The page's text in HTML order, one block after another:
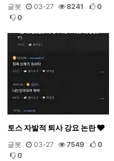
글봇 03-27 8241
0
0
토스 자발적 퇴사 강요 논란
글봇 03-27 7549
0
0